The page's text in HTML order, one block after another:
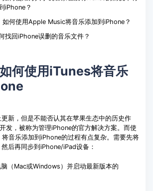
iPhone？
如何使用Apple Music将音乐添加到iPhone？
找回iPhone误删的音乐文件？
何使用iTunes将音乐
新，但是不能否认其在苹果生态中的历史作
发，被称为管理iPhone的官方解决方案。而使
音乐添加到iPhone的过程有点复杂。需要先将
后再同步到iPhone/iPad设备：
（Mac或Windows）并启动最新版本的